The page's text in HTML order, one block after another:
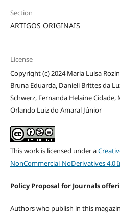
Section
ARTIGOS ORIGINAIS
License
Copyright (c) 2024 Maria Luisa
Bruna Eduarda, Danieli Brittes da
Schwerz, Fernanda Helaine
Orlando Luiz do Amaral Júnior
This work is licensed under a
NonCommercial-NoDerivatives 4.0
Policy Proposal for Journals
Authors who publish in this